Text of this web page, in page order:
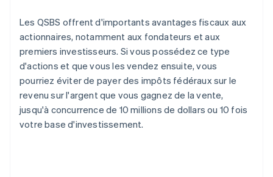
Les QSBS offrent d'importants avantages fiscaux aux
actionnaires, notamment aux fondateurs et aux
premiers investisseurs. Si vous possédez ce type
d'actions et que vous les vendez ensuite, vous
pourriez éviter de payer des impôts fédéraux sur le
revenu sur l'argent que vous gagnez de la vente,
jusqu'à concurrence de 10 millions de dollars ou 10 fois
votre base d'investissement.